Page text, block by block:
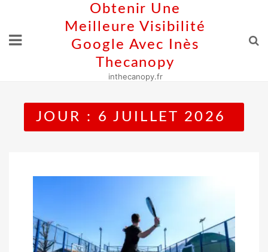
content
Obtenir Une
Meilleure Visibilité
Google Avec Inès
Thecanopy
inthecanopy.fr
JOUR : 6 JUILLET 2026